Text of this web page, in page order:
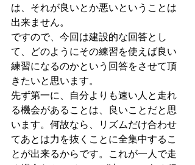
は、それが良いとか悪いということは
出来ません。
ですので、今回は建設的な回答とし
て、どのようにその練習を使えば良い
練習になるのかという回答をさせて頂
きたいと思います。
先ず第一に、自分よりも速い人と走れ
る機会があることは、良いことだと思
います。何故なら、リズムだけ合わせ
てあとは力を抜くことに全集中するこ
とが出来るからです。これが一人で走